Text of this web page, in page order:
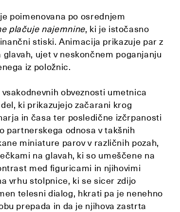
poimenovana po osrednjem
plačuje najemnine, ki je istočasno
stiski. Animacija prikazuje par z
ujet v neskončnem poganjanju
iz položnic.
obveznosti umetnica
ki prikazujejo začarani krog
in časa ter posledične izčrpanosti
partnerskega odnosa v takšnih
miniature parov v različnih pozah,
na glavah, ki so umeščene na
med figuricami in njihovimi
vrhu stolpnice, ki se sicer zdijo
telesni dialog, hkrati pa je nenehno
prepada in da je njihova zastrta